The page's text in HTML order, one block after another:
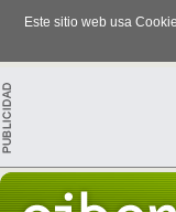
Este sitio web usa